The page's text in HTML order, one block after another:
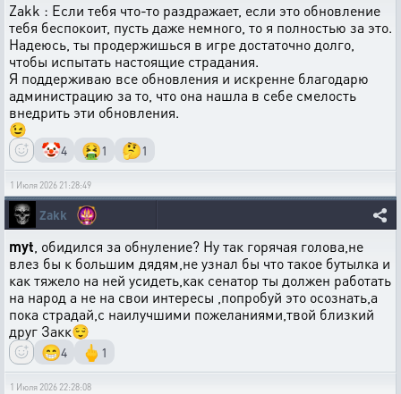
Zakk : Если тебя что-то раздражает, если это обновление
тебя беспокоит, пусть даже немного, то я полностью за это.
Надеюсь, ты продержишься в игре достаточно долго,
чтобы испытать настоящие страдания.
Я поддерживаю все обновления и искренне благодарю
администрацию за то, что она нашла в себе смелость
внедрить эти обновления.
😉
🤡4 🤮1 🤔1
1 Июля 2026 21:28:49
Zakk
myt , обидился за обнуление? Ну так горячая голова,не
влез бы к большим дядям,не узнал бы что такое бутылка и
как тяжело на ней усидеть,как сенатор ты должен работать
на народ а не на свои интересы ,попробуй это осознать,а
пока страдай,с наилучшими пожеланиями,твой близкий
друг Закк😌
😁4 🖕 1
1 Июля 2026 22:28:08